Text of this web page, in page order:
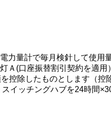
力量計で毎月検針して使
Ａ(口座振替割引契約を適用
控除したものとします（
イッチングハブを24時間